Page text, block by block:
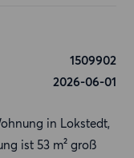
1509902
2026-06-01
in Lokstedt,
ist 53 m² groß